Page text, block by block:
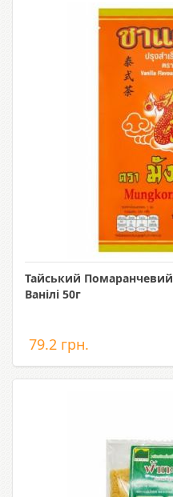
Тайський
Ванілі 50г
79.2 грн.